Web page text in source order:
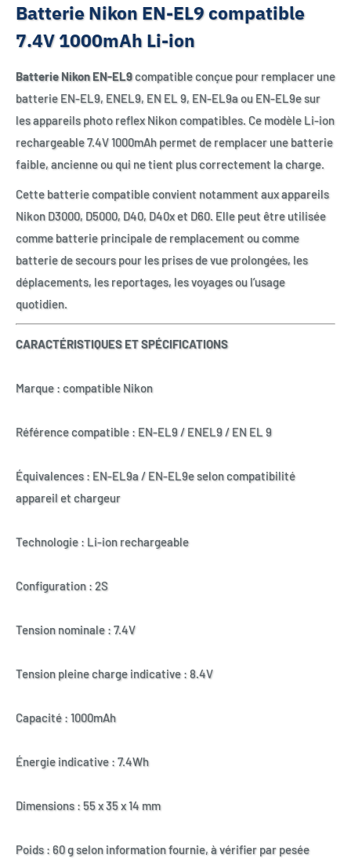
Batterie Nikon EN-EL9 compatible
7.4V 1000mAh Li-ion
Batterie Nikon EN-EL9compatible conçue pour remplacer une
batterie EN-EL9, ENEL9, EN EL 9, EN-EL9a ou EN-EL9e sur
les appareils photo reflex Nikon compatibles. Ce modèle Li-ion
rechargeable 7.4V 1000mAh permet de remplacer une batterie
faible, ancienne ou qui ne tient plus correctement la charge.
Cette batterie compatible convient notamment aux appareils
Nikon D3000, D5000, D40, D40x et D60. Elle peut être utilisée
comme batterie principale de remplacement ou comme
batterie de secours pour les prises de vue prolongées, les
déplacements, les reportages, les voyages ou l’usage
quotidien.
CARACTÉRISTIQUES ET SPÉCIFICATIONS
Marque : compatible Nikon
Référence compatible : EN-EL9 / ENEL9 / EN EL 9
Équivalences : EN-EL9a / EN-EL9e selon compatibilité
appareil et chargeur
Technologie : Li-ion rechargeable
Configuration : 2S
Tension nominale : 7.4V
Tension pleine charge indicative : 8.4V
Capacité : 1000mAh
Énergie indicative : 7.4Wh
Dimensions : 55 x 35 x 14 mm
Poids : 60 g selon information fournie, à vérifier par pesée